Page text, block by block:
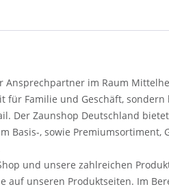
im Raum
für Familie und Geschäft,
Der Zaunshop Deutschland
Basis-, sowie Premiumsortiment,
und unsere zahlreichen
auf unseren Produktseiten. Im